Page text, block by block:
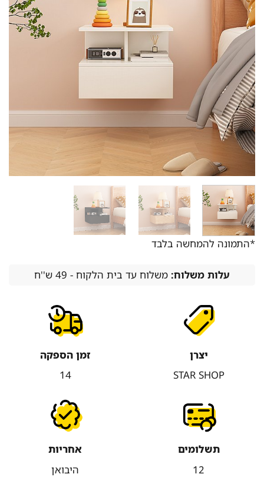
*התמונה להמחשה בלבד
עלות משלוח:משלוח עד בית הלקוח - 49 ש''ח
יצרן
STAR SHOP
זמן הספקה
14
תשלומים
12
אחריות
היבואן